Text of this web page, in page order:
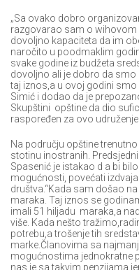
„Sa ovako dobro
razgovarao sam o wihovom
dovoljno kapaciteta da im
naročito u poodmaklim
svake godine iz budžeta
dovoljno ali je dobro da smo
taj iznos,a u ovoj godini smo
Simić i dodao da je
Skupštini opštine da dio
raspoređen za ovo udruženje.
Na području opštine
stotinu inostranih.
Spasenić je istakao d a bi
mogućnosti, povećati
društva.“Kada sam došao
maraka. Taj iznos se
imali 51 hiljadu maraka,a
više. Kada nešto
potrebu,a trošenje tih
marke.Članovima sa
mogućnostima jednokratne
nas je sa takvim penzijama